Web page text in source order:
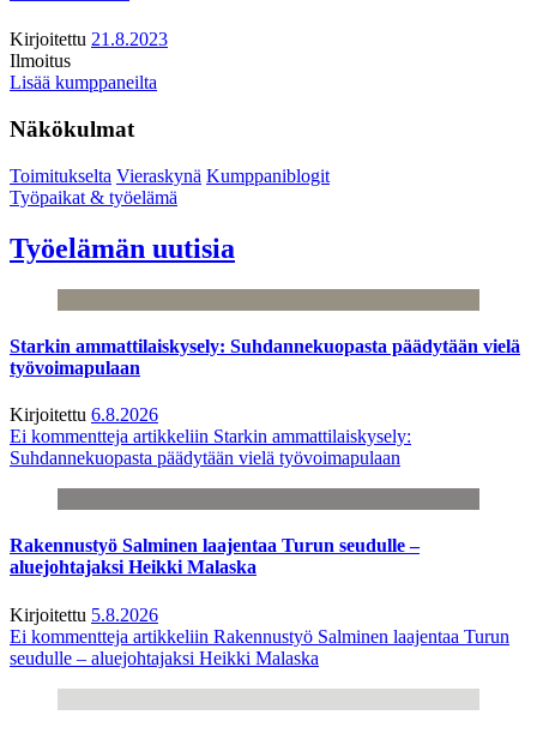
Kirjoitettu 21.8.2023
Ilmoitus
Lisää kumppaneilta
Näkökulmat
Toimitukselta Vieraskynä Kumppaniblogit
Työpaikat & työelämä
Työelämän uutisia
Starkin ammattilaiskysely: Suhdannekuopasta päädytään vielä
työvoimapulaan
Kirjoitettu 6.8.2026
Ei kommentteja artikkeliin Starkin ammattilaiskysely:
Suhdannekuopasta päädytään vielä työvoimapulaan
Rakennustyö Salminen laajentaa Turun seudulle –
aluejohtajaksi Heikki Malaska
Kirjoitettu 5.8.2026
Ei kommentteja artikkeliin Rakennustyö Salminen laajentaa Turun
seudulle – aluejohtajaksi Heikki Malaska